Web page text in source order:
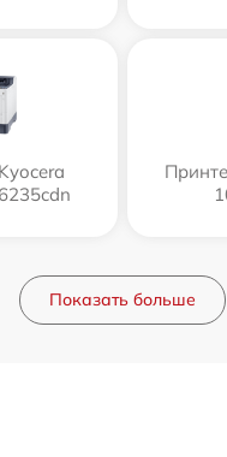
Показать больше